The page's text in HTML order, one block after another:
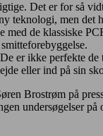
Det er for så
teknologi, men
med de klassiske
er ikke perfekte
eller ind på sin
Brostrøm på
undersøgelser